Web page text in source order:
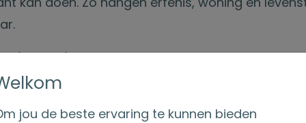
voor je klant
behoudt je klant regie over het
onderstaande zaken?
jou de beste ervaring te kunnen bieden